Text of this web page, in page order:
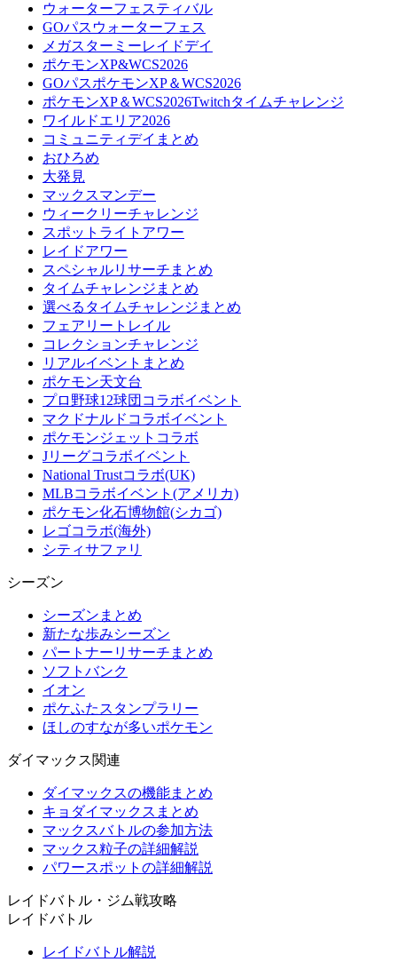
ウォーターフェスティバル
GOパスウォーターフェス
メガスターミーレイドデイ
ポケモンXP&WCS2026
GOパスポケモンXP＆WCS2026
ポケモンXP＆WCS2026Twitchタイムチャレンジ
ワイルドエリア2026
コミュニティデイまとめ
おひろめ
大発見
マックスマンデー
ウィークリーチャレンジ
スポットライトアワー
レイドアワー
スペシャルリサーチまとめ
タイムチャレンジまとめ
選べるタイムチャレンジまとめ
フェアリートレイル
コレクションチャレンジ
リアルイベントまとめ
ポケモン天文台
プロ野球12球団コラボイベント
マクドナルドコラボイベント
ポケモンジェットコラボ
Jリーグコラボイベント
National Trustコラボ(UK)
MLBコラボイベント(アメリカ)
ポケモン化石博物館(シカゴ)
レゴコラボ(海外)
シティサファリ
シーズン
シーズンまとめ
新たな歩みシーズン
パートナーリサーチまとめ
ソフトバンク
イオン
ポケふたスタンプラリー
ほしのすなが多いポケモン
ダイマックス関連
ダイマックスの機能まとめ
キョダイマックスまとめ
マックスバトルの参加方法
マックス粒子の詳細解説
パワースポットの詳細解説
レイドバトル・ジム戦攻略
レイドバトル
レイドバトル解説